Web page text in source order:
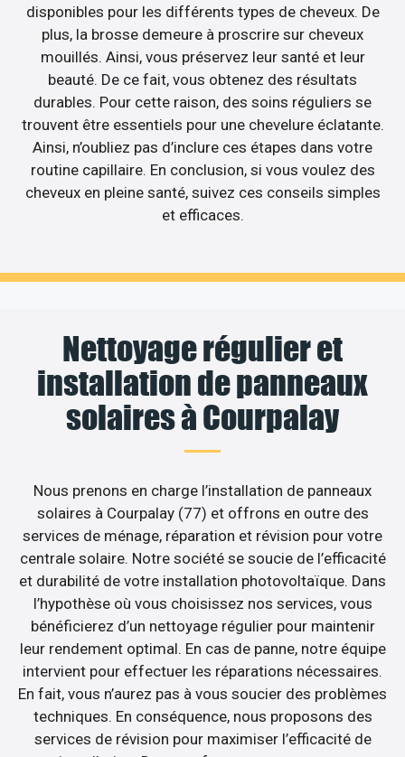
disponibles pour les différents types de cheveux. De
plus, la brosse demeure à proscrire sur cheveux
mouillés. Ainsi, vous préservez leur santé et leur
beauté. De ce fait, vous obtenez des résultats
durables. Pour cette raison, des soins réguliers se
trouvent être essentiels pour une chevelure éclatante.
Ainsi, n’oubliez pas d’inclure ces étapes dans votre
routine capillaire. En conclusion, si vous voulez des
cheveux en pleine santé, suivez ces conseils simples
et efficaces.
Nettoyage régulier et
installation de panneaux
solaires à Courpalay
Nous prenons en charge l’installation de panneaux
solaires à Courpalay (77) et offrons en outre des
services de ménage, réparation et révision pour votre
centrale solaire. Notre société se soucie de l’efficacité
et durabilité de votre installation photovoltaïque. Dans
l’hypothèse où vous choisissez nos services, vous
bénéficierez d’un nettoyage régulier pour maintenir
leur rendement optimal. En cas de panne, notre équipe
intervient pour effectuer les réparations nécessaires.
En fait, vous n’aurez pas à vous soucier des problèmes
techniques. En conséquence, nous proposons des
services de révision pour maximiser l’efficacité de